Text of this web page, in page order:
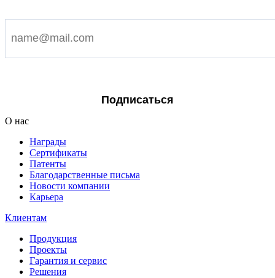
Подписаться
О нас
Награды
Сертификаты
Патенты
Благодарственные письма
Новости компании
Карьера
Клиентам
Продукция
Проекты
Гарантия и сервис
Решения